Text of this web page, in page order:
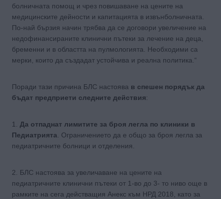
болничната помощ и чрез повишаване на цените на
медицинските дейности и капитацията в извънболничната.
По-най бързия начин трябва да се договори увеличение на
недофинансираните клинични пътеки за лечение на деца,
бременни и в областта на пулмологията. Необходими са
мерки, които да създадат устойчива и реална политика.“
Поради тази причина БЛС настоява в спешен порядък да
бъдат предприети следните действия:
1. Да отпаднат лимитите за броя легла по клиники в
Педиатрията . Ограничението да е общо за броя легла за
педиатричните болници и отделения.
2. БЛС настоява за увеличаване на цените на
педиатричните клинични пътеки от 1-во до 3- то ниво още в
рамките на сега действащия Анекс към НРД 2018, като за